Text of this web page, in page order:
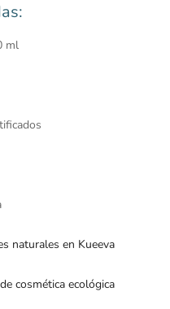
ml
naturales en Kueeva
cosmética ecológica